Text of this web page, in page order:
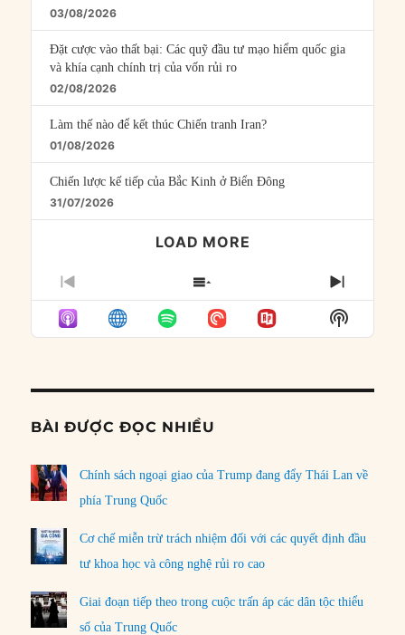
03/08/2026
Đặt cược vào thất bại: Các quỹ đầu tư mạo hiểm quốc gia
và khía cạnh chính trị của vốn rủi ro
02/08/2026
Làm thế nào để kết thúc Chiến tranh Iran?
01/08/2026
Chiến lược kế tiếp của Bắc Kinh ở Biển Đông
31/07/2026
LOAD MORE
PREVIOUS
EPISODE
SHOW
EPISODES
LIST
NEXT
Show
Podcast
BÀI ĐƯỢC ĐỌC NHIỀU
Chính sách ngoại giao của Trump đang đẩy Thái Lan về
phía Trung Quốc
Cơ chế miễn trừ trách nhiệm đối với các quyết định đầu
tư khoa học và công nghệ rủi ro cao
Giai đoạn tiếp theo trong cuộc trấn áp các dân tộc thiểu
số của Trung Quốc